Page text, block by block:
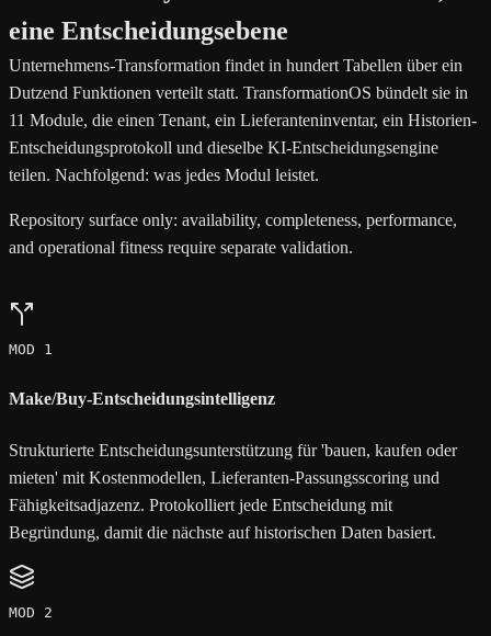
eine Entscheidungsebene
Unternehmens-Transformation findet in hundert Tabellen über ein
Dutzend Funktionen verteilt statt. TransformationOS bündelt sie in
11 Module, die einen Tenant, ein Lieferanteninventar, ein Historien-
Entscheidungsprotokoll und dieselbe KI-Entscheidungsengine
teilen. Nachfolgend: was jedes Modul leistet.
Repository surface only: availability, completeness, performance,
and operational fitness require separate validation.
MOD 1
Make/Buy-Entscheidungsintelligenz
Strukturierte Entscheidungsunterstützung für 'bauen, kaufen oder
mieten' mit Kostenmodellen, Lieferanten-Passungsscoring und
Fähigkeitsadjazenz. Protokolliert jede Entscheidung mit
Begründung, damit die nächste auf historischen Daten basiert.
MOD 2